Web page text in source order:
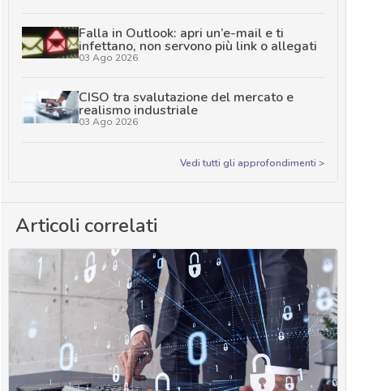
Falla in Outlook: apri un’e-mail e ti
infettano, non servono più link o allegati
03 Ago 2026
CISO tra svalutazione del mercato e
realismo industriale
03 Ago 2026
Vedi tutti gli approfondimenti >
Articoli correlati